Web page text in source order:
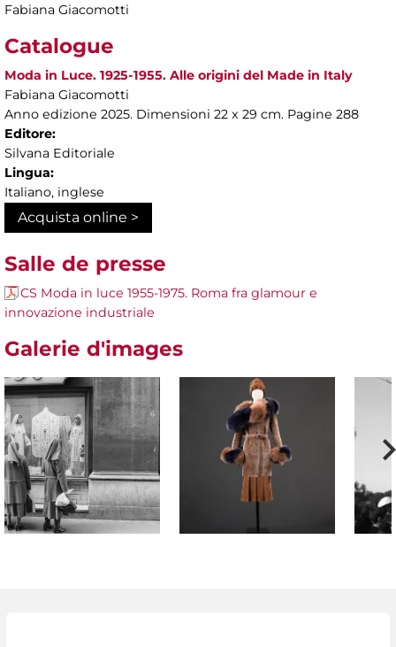
Fabiana Giacomotti
Catalogue
Moda in Luce. 1925-1955. Alle origini del Made in Italy
Fabiana Giacomotti
Anno edizione 2025. Dimensioni 22 x 29 cm. Pagine 288
Editore:
Silvana Editoriale
Lingua:
Italiano, inglese
Acquista online >
Salle de presse
CS Moda in luce 1955-1975. Roma fra glamour e
innovazione industriale
Galerie d'images